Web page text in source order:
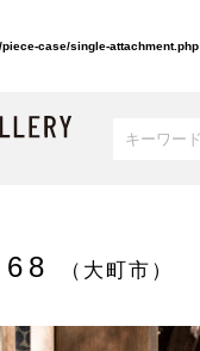
case/single-attachment.php
（大町市）